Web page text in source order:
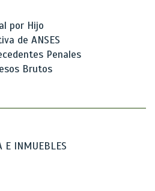
por Hijo
de ANSES
Penales
Brutos
E INMUEBLES